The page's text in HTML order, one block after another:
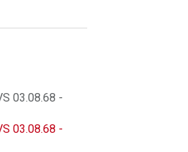
03.08.68 -
03.08.68 -